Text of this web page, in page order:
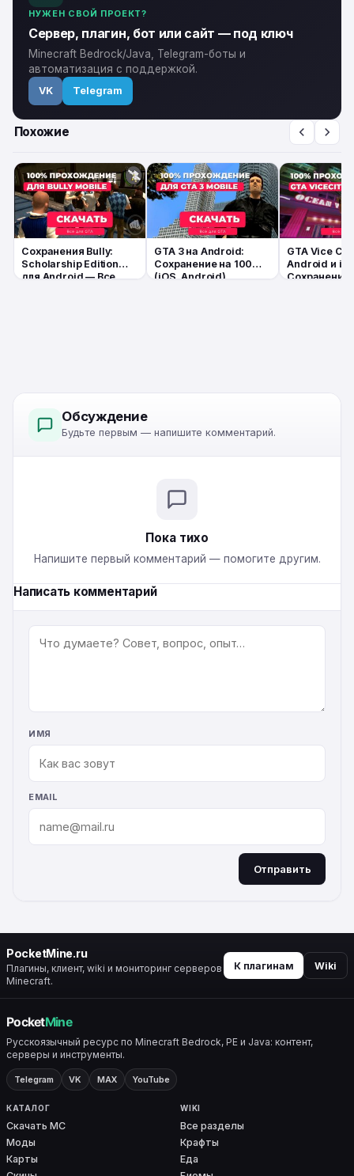
НУЖЕН СВОЙ ПРОЕКТ?
Сервер, плагин, бот или сайт — под ключ
Minecraft Bedrock/Java, Telegram-боты и
автоматизация с поддержкой.
VK Telegram
Похожие
Сохранения Bully:
Scholarship Edition
для Android — Все
GTA 3 на Android:
Сохранение на 100%
(iOS, Android)
GTA Vice
Android и
Сохранение
Обсуждение
Будьте первым — напишите комментарий.
Пока тихо
Напишите первый комментарий — помогите другим.
Написать комментарий
КОММЕНТАРИЙ
ИМЯ
EMAIL
Отправить
PocketMine.ru
Плагины, клиент, wiki и мониторинг серверов
Minecraft.
К плагинам Wiki
Русскоязычный ресурс по Minecraft Bedrock, PE и Java: контент,
серверы и инструменты.
Telegram VK MAX YouTube
КАТАЛОГ
Скачать MC
Моды
Карты
WIKI
Все разделы
Крафты
Еда